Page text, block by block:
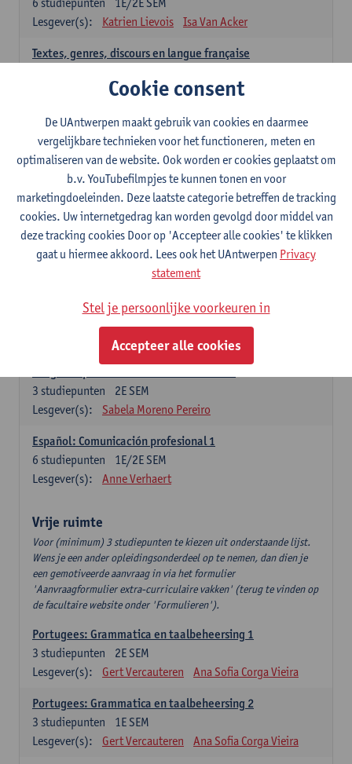
Lesgever(s):
Katrien Lievois Isa Van Acker
Textes, genres, discours en langue française
Kris Peeters
Spaans: verplichte opleidingsonderdelen
Gramática española 1
1E SEM
studiepunten
Lesgever(s):
Anne Verhaert
Gramática española 2
2E SEM
3studiepunten
Anne Verhaert
Lengua española: Destrezas básicas
Sabela Moreno Pereiro
2E SEM
3 studiepunten
Lesgever(s):
Sabela Moreno Pereiro
Español: Comunicación profesional 1
1E/2E SEM
6 studiepunten
Lesgever(s):
Anne Verhaert
Vrije ruimte
Voor (minimum) 3 studiepunten te kiezen uit onderstaande lijst.
Wens je een ander opleidingsonderdeel op te nemen, dan dien je
een gemotiveerde aanvraag in via het formulier
'Aanvraagformulier extra-curriculaire vakken' (terug te vinden op
de facultaire website onder 'Formulieren').
Portugees: Grammatica en taalbeheersing 1
2E SEM
3 studiepunten
Lesgever(s):
Gert Vercauteren Ana Sofia Corga Vieira
Portugees: Grammatica en taalbeheersing 2
1E SEM
3 studiepunten
Lesgever(s):
Gert Vercauteren Ana Sofia Corga Vieira
Cookie consent
De UAntwerpen maakt gebruik van cookies en daarmee
vergelijkbare technieken voor het functioneren, meten en
optimaliseren van de website. Ook worden er cookies geplaatst om
b.v. YouTubefilmpjes te kunnen tonen en voor
marketingdoeleinden. Deze laatste categorie betreffen de tracking
cookies. Uw internetgedrag kan worden gevolgd door middel van
deze tracking cookies Door op 'Accepteer alle cookies' te klikken
gaat u hiermee akkoord. Lees ook het UAntwerpen Privacy
statement
Stel je persoonlijke voorkeuren in
Accepteer alle cookies